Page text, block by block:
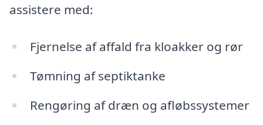
assistere med:
Fjernelse af affald fra kloakker og rør
Tømning af septiktanke
Rengøring af dræn og afløbssystemer